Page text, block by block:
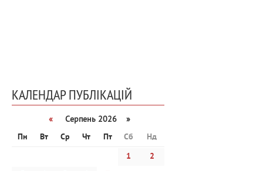
КАЛЕНДАР ПУБЛІКАЦІЙ
«
Серпень 2026 »
Пн
Вт Ср Чт Пт Сб
Нд
1
2